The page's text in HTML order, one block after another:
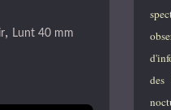
, Lunt 40 mm
des